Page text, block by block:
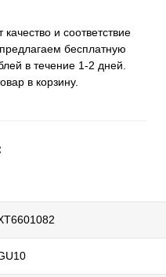
и соответствие
бесплатную
в течение 1-2 дней.
в корзину.